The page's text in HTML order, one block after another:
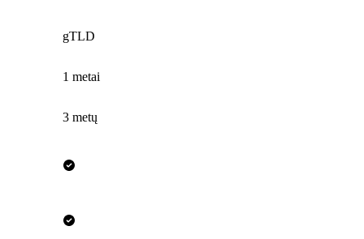
gTLD
1 metai
3 metų